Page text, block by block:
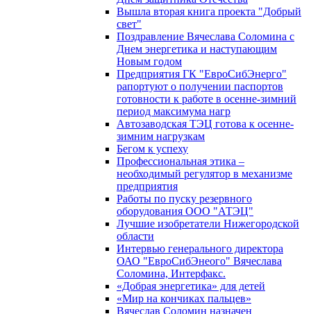
Вышла вторая книга проекта "Добрый
свет"
Поздравление Вячеслава Соломина с
Днем энергетика и наступающим
Новым годом
Предприятия ГК "ЕвроСибЭнерго"
рапортуют о получении паспортов
готовности к работе в осенне-зимний
период максимума нагр
Автозаводская ТЭЦ готова к осенне-
зимним нагрузкам
Бегом к успеху
Профессиональная этика –
необходимый регулятор в механизме
предприятия
Работы по пуску резервного
оборудования ООО "АТЭЦ"
Лучшие изобретатели Нижегородской
области
Интервью генерального директора
ОАО "ЕвроСибЭнеого" Вячеслава
Соломина, Интерфакс.
«Добрая энергетика» для детей
«Мир на кончиках пальцев»
Вячеслав Соломин назначен